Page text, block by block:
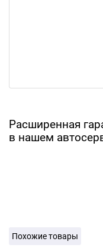
Расширенная
в нашем
Похожие товары